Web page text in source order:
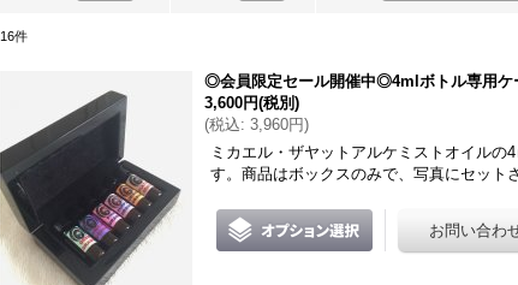
16件
◎会員限定セール開催中◎4mlボトル専用
3,600円(税別)
(税込: 3,960円)
ミカエル・ザヤットアルケミストオイルの
す。商品はボックスのみで、写真にセッ